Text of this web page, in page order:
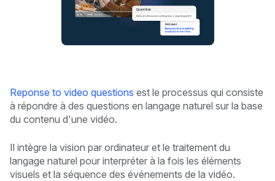
Reponse to video questions est le processus qui consiste
à répondre à des questions en langage naturel sur la base
du contenu d'une vidéo.
Il intègre la vision par ordinateur et le traitement du
langage naturel pour interpréter à la fois les éléments
visuels et la séquence des événements de la vidéo.